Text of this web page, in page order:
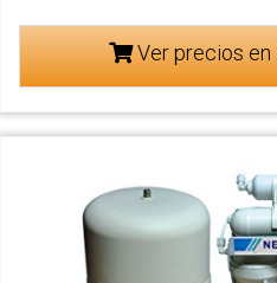
Ver precios en